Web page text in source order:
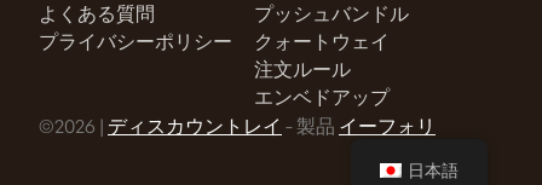
よくある質問
プライバシーポリシー
プッシュバンドル
クォートウェイ
注文ルール
エンベドアップ
©2026 | ディスカウントレイ - 製品 イーフォリ
日本語